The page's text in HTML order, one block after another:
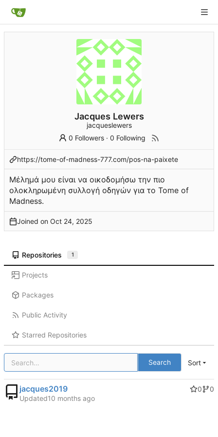
Jacques Lewers
jacqueslewers
0 Followers ·0 Following
https://tome-of-madness-777.com/pos-na-paixete
Μέλημά μου είναι να οικοδομήσω την πιο
ολοκληρωμένη συλλογή οδηγών για το Tome of
Madness.
Joined on
Repositories 1
Projects
Packages
Public Activity
Starred Repositories
Search Sort
jacques2019 0
0
Updated